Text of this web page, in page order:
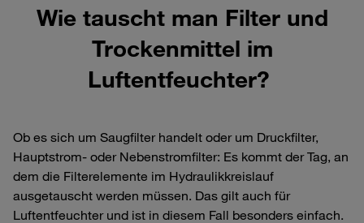
Wie tauscht man Filter und
Trockenmittel im
Luftentfeuchter?
Ob es sich um Saugfilter handelt oder um Druckfilter,
Hauptstrom- oder Nebenstromfilter: Es kommt der Tag, an
dem die Filterelemente im Hydraulikkreislauf
ausgetauscht werden müssen. Das gilt auch für
Luftentfeuchter und ist in diesem Fall besonders einfach.